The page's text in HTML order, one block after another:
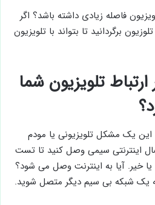
فاصله زیادی داشته باشد؟ اگر
برگردانید تا بتواند با تلویزیون
تلویزیون شما
این یک مشکل تلویزیونی یا مودم
اینترنتی سیمی وصل کنید تا تست
یا خیر. آیا به اینترنت وصل می شود؟
یک شبکه بی سیم دیگر متصل شوید.